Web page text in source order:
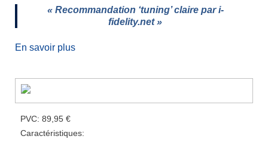
« Recommandation ‘tuning’ claire par i-
fidelity.net »
En savoir plus
PVC: 89,95 €
Caractéristiques: